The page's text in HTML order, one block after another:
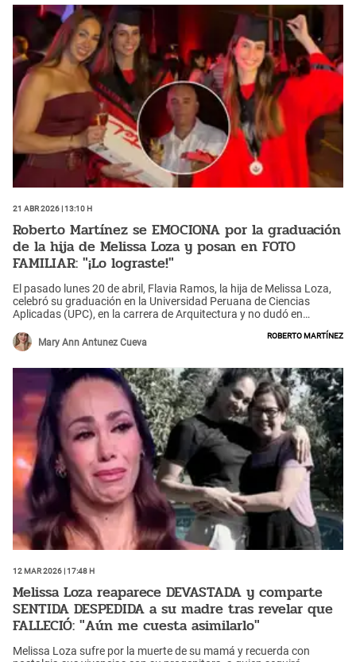
21 Abr 2026 | 13:10 h
Roberto Martínez se EMOCIONA por la graduación
de la hija de Melissa Loza y posan en FOTO
FAMILIAR: "¡Lo lograste!"
El pasado lunes 20 de abril, Flavia Ramos, la hija de Melissa Loza,
celebró su graduación en la Universidad Peruana de Ciencias
Aplicadas (UPC), en la carrera de Arquitectura y no dudó en
pareja y, a quien consideraría como su padre, Roberto Martínez. El
exfutbolista compartió su emoción y grabó uno de los momentos
posaron juntos en una fotografía familiar.
Mary Ann Antunez Cueva
Roberto Martínez
12 Mar 2026 | 17:48 h
Melissa Loza reaparece DEVASTADA y comparte
SENTIDA DESPEDIDA a su madre tras revelar que
FALLECIÓ: "Aún me cuesta asimilarlo"
Melissa Loza sufre por la muerte de su mamá y recuerda con